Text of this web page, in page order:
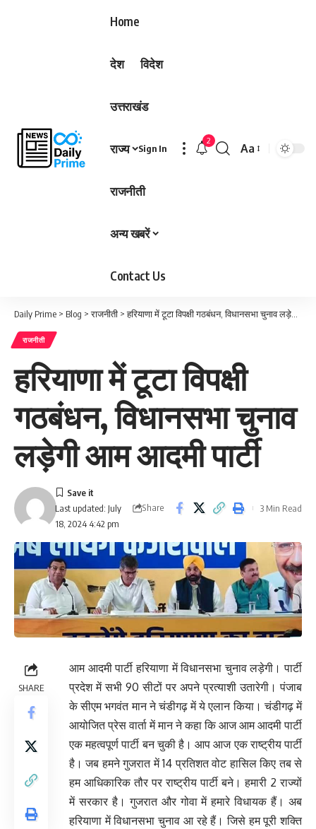
Home
देश विदेश
उत्तराखंड
राज्य
राजनीती
अन्य खबरें
Contact Us
Sign In
2
Font
Aa
Daily Prime > Blog >राजनीती >हरियाणा में टूटा विपक्षी गठबंधन, विधानसभा चुनाव लड़ेगी आम आदमी पार्टी
राजनीती
हरियाणा में टूटा विपक्षी
गठबंधन, विधानसभा चुनाव
लड़ेगी आम आदमी पार्टी
Last updated: July
18, 2024 4:42 pm
Share 3 Min Read
SHARE
आम आदमी पार्टी हरियाणा में विधानसभा चुनाव लड़ेगी। पार्टी
प्रदेश में सभी 90 सीटों पर अपने प्रत्याशी उतारेगी। पंजाब
के सीएम भगवंत मान ने चंडीगढ़ में ये एलान किया। चंडीगढ़ में
आयोजित प्रेस वार्ता में मान ने कहा कि आज आम आदमी पार्टी
एक महत्वपूर्ण पार्टी बन चुकी है। आप आज एक राष्ट्रीय पार्टी
है। जब हमने गुजरात में 14 प्रतिशत वोट हासिल किए तब से
हम आधिकारिक तौर पर राष्ट्रीय पार्टी बने। हमारी 2 राज्यों
में सरकार है। गुजरात और गोवा में हमारे विधायक हैं। अब
हरियाणा में विधानसभा चुनाव आ रहे हैं। जिसे हम पूरी शक्ति